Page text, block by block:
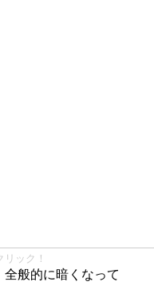
ック！
般的に暗くなって